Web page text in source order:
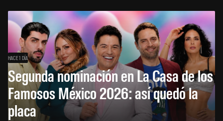
HACE 1 DÍA
Segunda nominación en La Casa de los
Famosos México 2026: así quedó la
placa